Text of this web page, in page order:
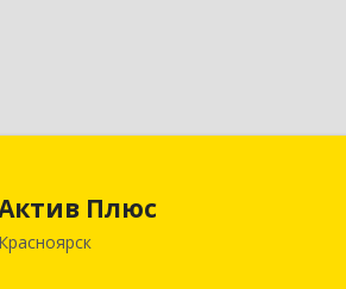
Плюс
Красноярск
Красноярск г, Обороны ул, дом № 3,